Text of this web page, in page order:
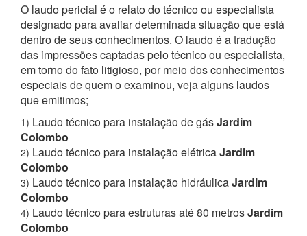
O laudo pericial é o relato do técnico ou especialista
designado para avaliar determinada situação que está
dentro de seus conhecimentos. O laudo é a tradução
das impressões captadas pelo técnico ou especialista,
em torno do fato litigioso, por meio dos conhecimentos
especiais de quem o examinou, veja alguns laudos
que emitimos;
1) Laudo técnico para instalação de gásJardim
Colombo
2) Laudo técnico para instalação elétricaJardim
Colombo
3) Laudo técnico para instalação hidráulicaJardim
Colombo
4) Laudo técnico para estruturas até 80 metrosJardim
Colombo